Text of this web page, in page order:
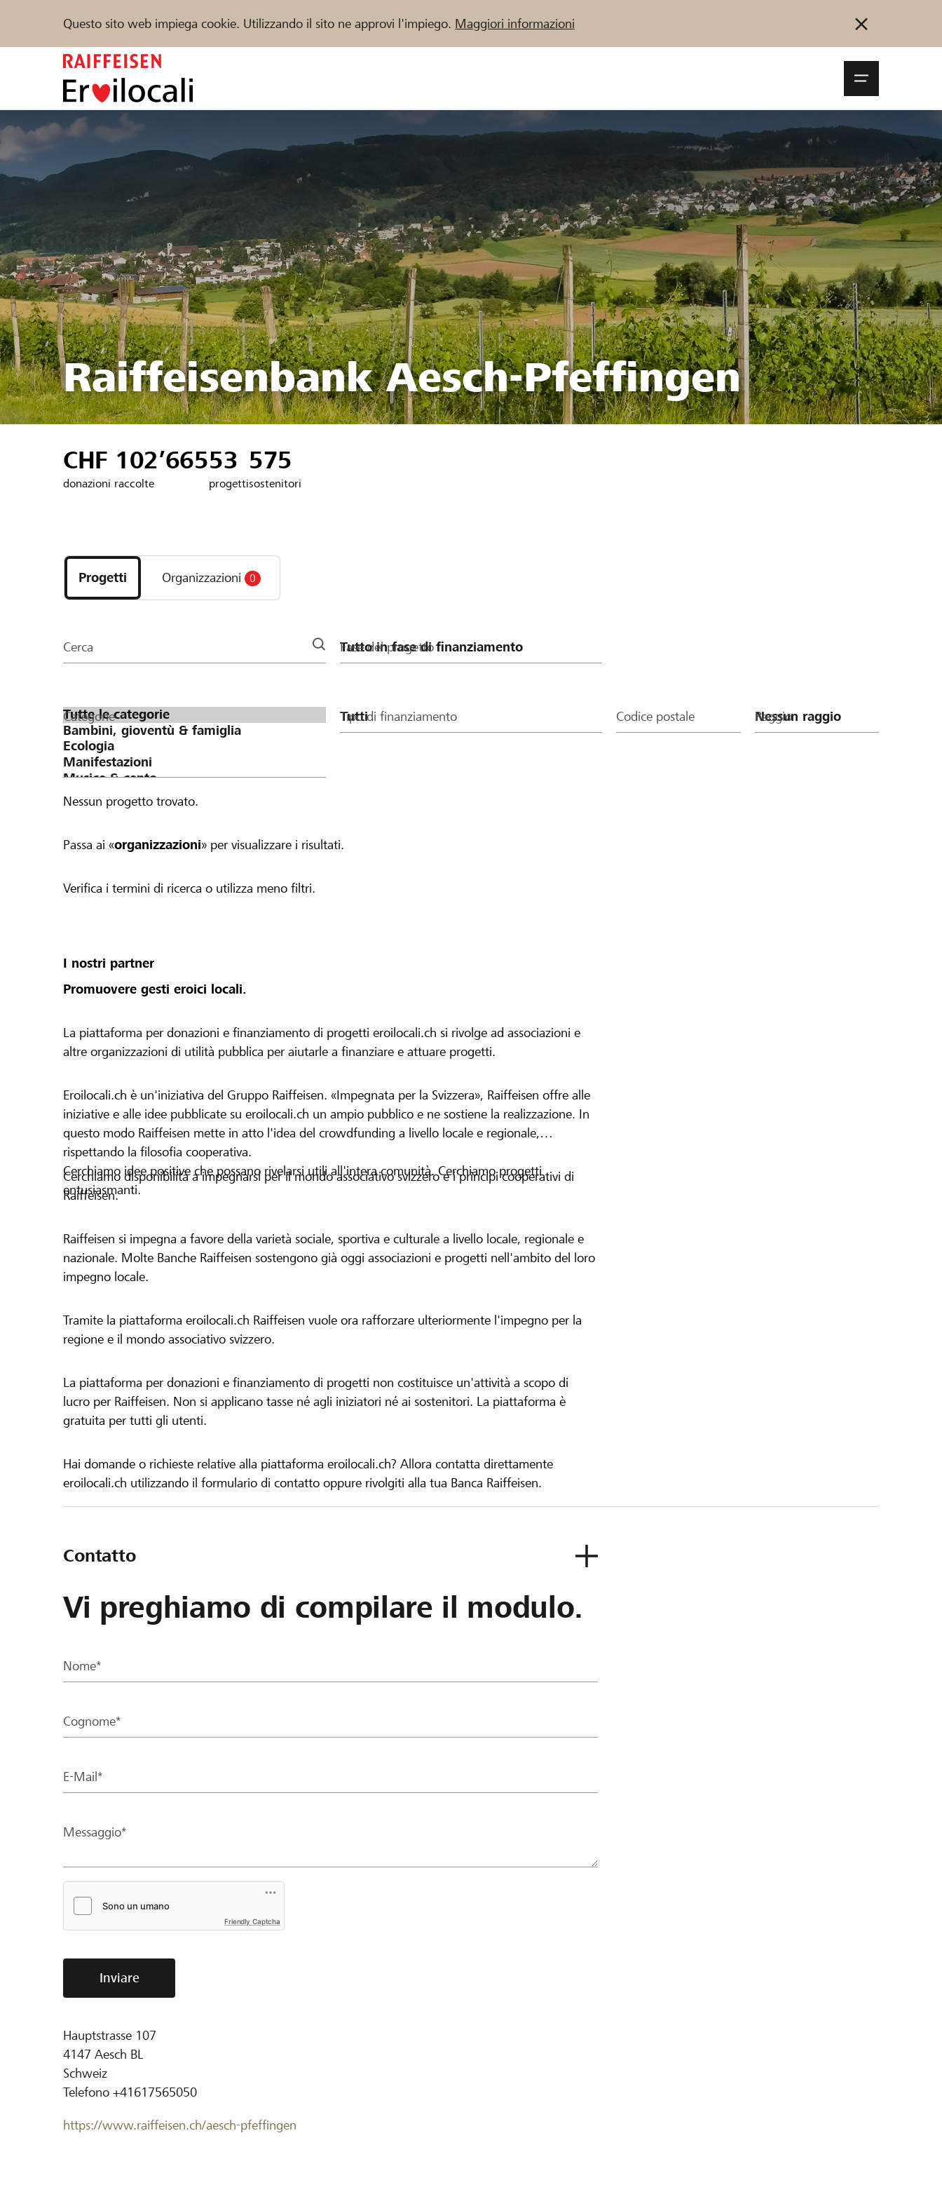
Questo sito web impiega cookie. Utilizzando il sito ne approvi l'impiego. Maggiori informazioni
Sostenere Partner / Banche Raiffeisen Registrazione
Trova progetti e organizzazioni Inizia ora
DE FR IT
Raiffeisenbank Aesch-Pfeffingen
CHF 102’665
donazioni raccolte
53
progetti
575
sostenitori
i
progetti
e
della
Progetti Organizzazioni 0
Cerca Fase del progetto
Categorie Tipo di finanziamento Codice postale Raggio
Nessun progetto trovato.
Passa ai «organizzazioni» per visualizzare i risultati.
Verifica i termini di ricerca o utilizza meno filtri.
I nostri partner
Promuovere gesti eroici locali.
La piattaforma per donazioni e finanziamento di progetti eroilocali.ch si rivolge ad associazioni e
altre organizzazioni di utilità pubblica per aiutarle a finanziare e attuare progetti.
Eroilocali.ch è un'iniziativa del Gruppo Raiffeisen. «Impegnata per la Svizzera», Raiffeisen offre alle
iniziative e alle idee pubblicate su eroilocali.ch un ampio pubblico e ne sostiene la realizzazione. In
questo modo Raiffeisen mette in atto l'idea del crowdfunding a livello locale e regionale,
rispettando la filosofia cooperativa.
Cerchiamo idee positive che possano rivelarsi utili all'intera comunità. Cerchiamo progetti
entusiasmanti.
Cerchiamo disponibilità a impegnarsi per il mondo associativo svizzero e i principi cooperativi di
Raiffeisen.
Raiffeisen si impegna a favore della varietà sociale, sportiva e culturale a livello locale, regionale e
nazionale. Molte Banche Raiffeisen sostengono già oggi associazioni e progetti nell'ambito del loro
impegno locale.
Tramite la piattaforma eroilocali.ch Raiffeisen vuole ora rafforzare ulteriormente l'impegno per la
regione e il mondo associativo svizzero.
La piattaforma per donazioni e finanziamento di progetti non costituisce un'attività a scopo di
lucro per Raiffeisen. Non si applicano tasse né agli iniziatori né ai sostenitori. La piattaforma è
gratuita per tutti gli utenti.
Hai domande o richieste relative alla piattaforma eroilocali.ch? Allora contatta direttamente
eroilocali.ch utilizzando il formulario di contatto oppure rivolgiti alla tua Banca Raiffeisen.
Contatto
Vi preghiamo di compilare il modulo.
Nome*
Cognome*
E-Mail*
Messaggio*
Friendly Captcha
Inviare
Hauptstrasse 107
4147 Aesch BL
Schweiz
Telefono +41617565050
https://www.raiffeisen.ch/aesch-pfeffingen